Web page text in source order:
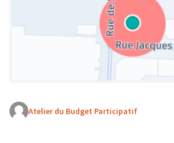
Atelier du Budget Participatif